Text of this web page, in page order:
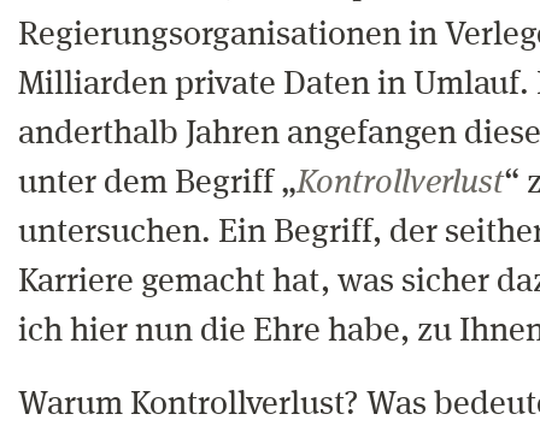
Regierungsorganisationen in
Milliarden private Daten in Umlauf.
anderthalb Jahren angefangen
unter dem Begriff „Kontrollverlust“
untersuchen. Ein Begriff, der
Karriere gemacht hat, was sicher
ich hier nun die Ehre habe, zu
Warum Kontrollverlust? Was